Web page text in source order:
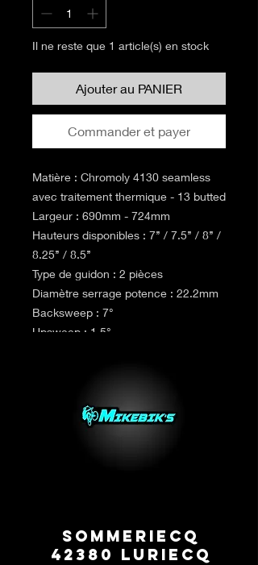
Il ne reste que 1 article(s) en stock
Ajouter au PANIER
Commander et payer
Matière : Chromoly 4130 seamless
avec traitement thermique - 13 butted
Largeur : 690mm - 724mm
Hauteurs disponibles : 7’’ / 7.5’’ / 8’’ /
8.25’’ / 8.5’’
Type de guidon : 2 pièces
Diamètre serrage potence : 22.2mm
Backsweep : 7°
Upsweep : 1.5°
Sommeriecq
42380 Luriecq